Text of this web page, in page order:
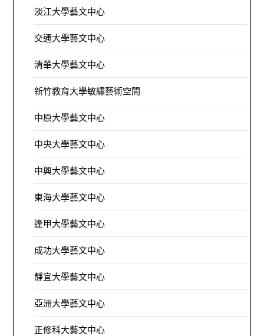
淡江大學藝文中心
交通大學藝文中心
清華大學藝文中心
新竹教育大學敏繡藝術空間
中原大學藝文中心
中央大學藝文中心
中興大學藝文中心
東海大學藝文中心
逢甲大學藝文中心
成功大學藝文中心
靜宜大學藝文中心
亞洲大學藝文中心
正修科大藝文中心